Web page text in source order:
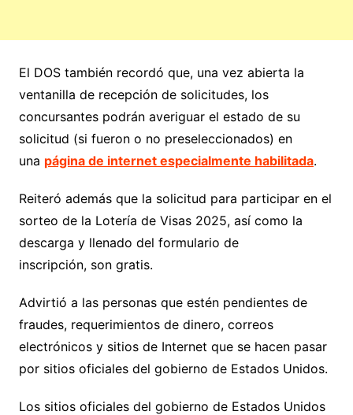
El DOS también recordó que, una vez abierta la
ventanilla de recepción de solicitudes, los
concursantes podrán averiguar el estado de su
solicitud (si fueron o no preseleccionados) en
una página de internet especialmente habilitada.
Reiteró además que la solicitud para participar en el
sorteo de la Lotería de Visas 2025, así como la
descarga y llenado del formulario de
inscripción, son gratis.
Advirtió a las personas que estén pendientes de
fraudes, requerimientos de dinero, correos
electrónicos y sitios de Internet que se hacen pasar
por sitios oficiales del gobierno de Estados Unidos.
Los sitios oficiales del gobierno de Estados Unidos